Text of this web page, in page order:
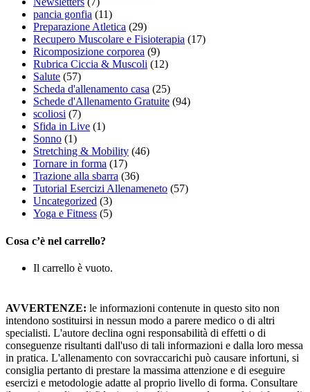
pancia gonfia (11)
Preparazione Atletica (29)
Recupero Muscolare e Fisioterapia (17)
Ricomposizione corporea (9)
Rubrica Ciccia & Muscoli (12)
Salute (57)
Scheda d'allenamento casa (25)
Schede d'Allenamento Gratuite (94)
scoliosi (7)
Sfida in Live (1)
Sonno (1)
Stretching & Mobility (46)
Tornare in forma (17)
Trazione alla sbarra (36)
Tutorial Esercizi Allenameneto (57)
Uncategorized (3)
Yoga e Fitness (5)
Cosa c’è nel carrello?
Il carrello è vuoto.
AVVERTENZE: le informazioni contenute in questo sito non
intendono sostituirsi in nessun modo a parere medico o di altri
specialisti. L'autore declina ogni responsabilità di effetti o di
conseguenze risultanti dall'uso di tali informazioni e dalla loro messa
in pratica. L'allenamento con sovraccarichi può causare infortuni, si
consiglia pertanto di prestare la massima attenzione e di eseguire
esercizi e metodologie adatte al proprio livello di forma. Consultare